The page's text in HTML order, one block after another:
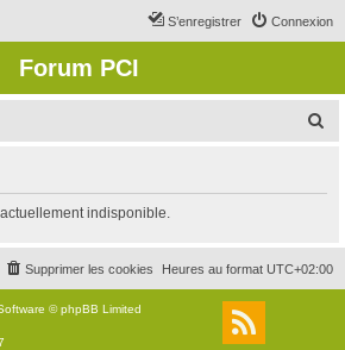
Connexion
S’enregistrer
Forum PCI
r
c
indisponible.
Heures au format UTC+02:00
Supprimer les cookies
© phpBB Limited